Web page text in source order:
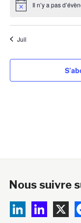
Notice Il n’y a pas
Juil
Nous suivre